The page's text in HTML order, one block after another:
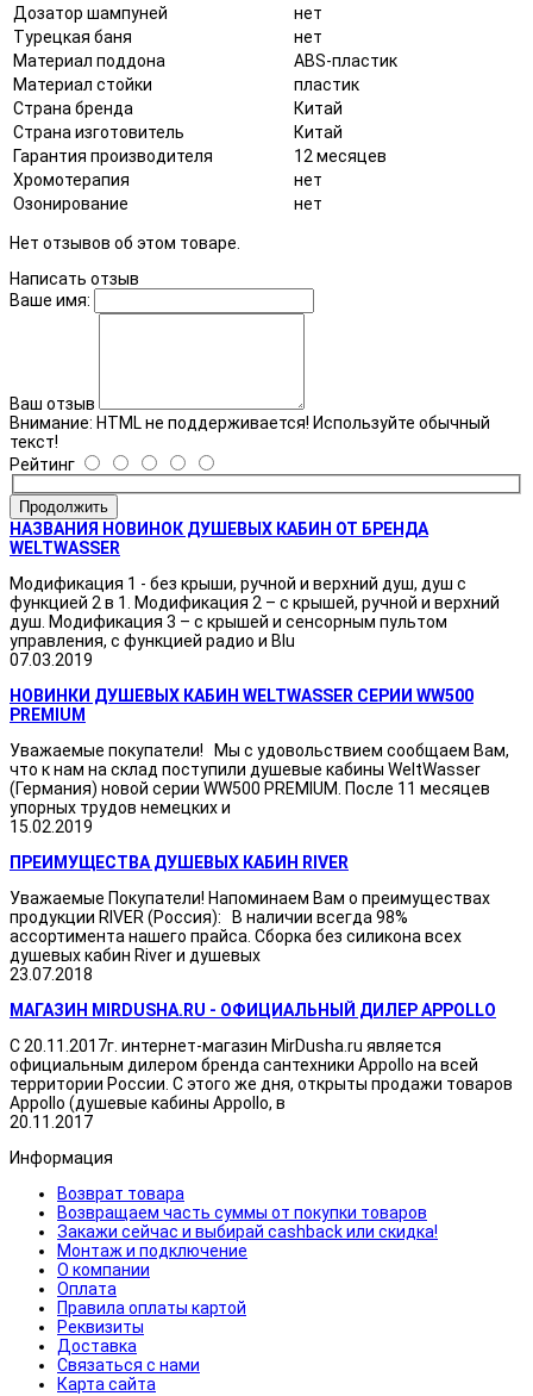
Дозатор шампуней
нет
Турецкая баня
нет
Материал поддона
ABS-пластик
Материал стойки
пластик
Страна бренда
Китай
Страна изготовитель
Китай
Гарантия производителя
12 месяцев
Хромотерапия
нет
Озонирование
нет
Нет отзывов об этом товаре.
Написать отзыв
Ваше имя:
Ваш отзыв
Внимание: HTML не поддерживается! Используйте обычный
текст!
Рейтинг
Продолжить
НАЗВАНИЯ НОВИНОК ДУШЕВЫХ КАБИН ОТ БРЕНДА
WELTWASSER
Модификация 1 - без крыши, ручной и верхний душ, душ с
функцией 2 в 1. Модификация 2 – с крышей, ручной и верхний
душ. Модификация 3 – с крышей и сенсорным пультом
управления, с функцией радио и Blu
07.03.2019
НОВИНКИ ДУШЕВЫХ КАБИН WELTWASSER СЕРИИ WW500
PREMIUM
Уважаемые покупатели! Мы с удовольствием сообщаем Вам,
что к нам на склад поступили душевые кабины WeltWasser
(Германия) новой серии WW500 PREMIUM. После 11 месяцев
упорных трудов немецких и
15.02.2019
ПРЕИМУЩЕСТВА ДУШЕВЫХ КАБИН RIVER
Уважаемые Покупатели! Напоминаем Вам о преимуществах
продукции RIVER (Россия): В наличии всегда 98%
ассортимента нашего прайса. Сборка без силикона всех
душевых кабин River и душевых
23.07.2018
МАГАЗИН MIRDUSHA.RU - ОФИЦИАЛЬНЫЙ ДИЛЕР APPOLLO
С 20.11.2017г. интернет-магазин MirDusha.ru является
официальным дилером бренда сантехники Appollo на всей
территории России. С этого же дня, открыты продажи товаров
Appollo (душевые кабины Appollo, в
20.11.2017
Информация
Возврат товара
Возвращаем часть суммы от покупки товаров
Закажи сейчас и выбирай cashback или скидка!
Монтаж и подключение
О компании
Оплата
Правила оплаты картой
Реквизиты
Доставка
Связаться с нами
Карта сайта